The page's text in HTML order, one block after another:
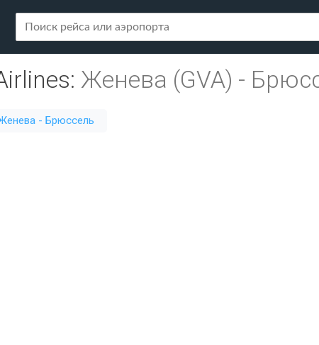
: Женева (GVA) -
- Брюссель